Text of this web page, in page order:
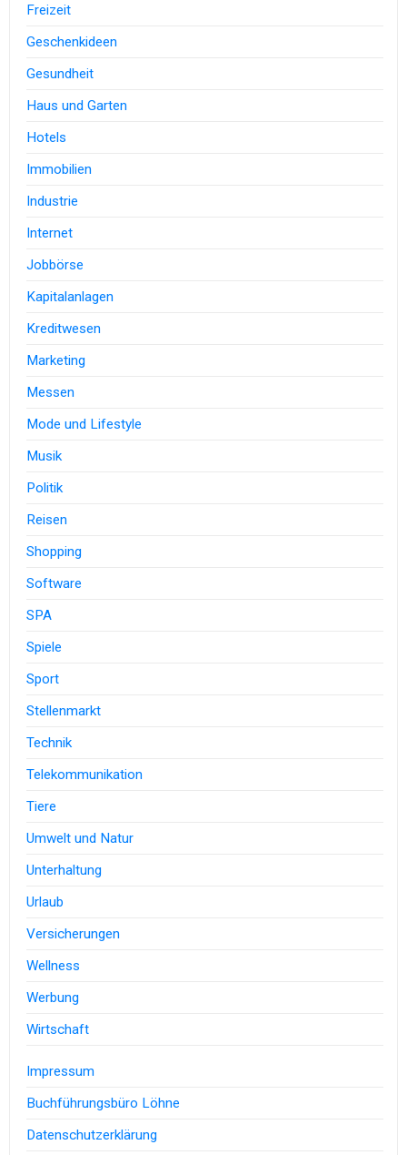
Freizeit
Geschenkideen
Gesundheit
Haus und Garten
Hotels
Immobilien
Industrie
Internet
Jobbörse
Kapitalanlagen
Kreditwesen
Marketing
Messen
Mode und Lifestyle
Musik
Politik
Reisen
Shopping
Software
SPA
Spiele
Sport
Stellenmarkt
Technik
Telekommunikation
Tiere
Umwelt und Natur
Unterhaltung
Urlaub
Versicherungen
Wellness
Werbung
Wirtschaft
Impressum
Buchführungsbüro Löhne
Datenschutzerklärung